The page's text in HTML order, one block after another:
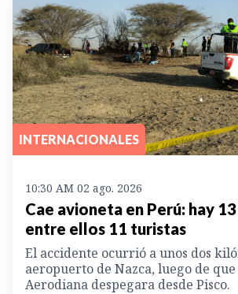
INTERNACIONALES
10:30 AM 02 ago. 2026
Cae avioneta en Perú: hay
entre ellos 11 turistas
El accidente ocurrió a unos dos
aeropuerto de Nazca, luego de
Aerodiana despegara desde Pisco.